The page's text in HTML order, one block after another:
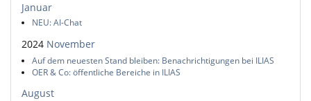
Januar
NEU: AI-Chat
2024 November
Auf dem neuesten Stand bleiben: Benachrichtigungen bei ILIAS
OER & Co: öffentliche Bereiche in ILIAS
August